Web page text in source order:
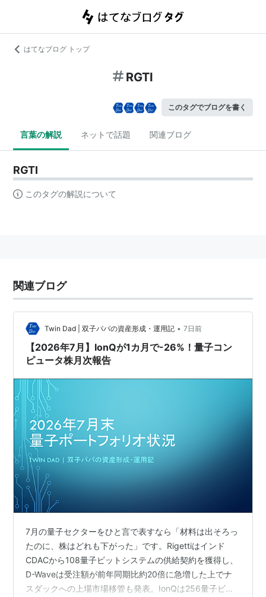
はてなブログ トップ
RGTI
このタグでブログを書く
言葉の解説 ネットで話題 関連ブログ
RGTI
このタグの解説について
関連ブログ
Twin Dad | 双子パパの資産形成・運用記 • 7日前
【2026年7月】IonQが1カ月で-26%！量子コン
ピュータ株月次報告
7月の量子セクターをひと言で表すなら「材料は出そろっ
たのに、株はどれも下がった」です。Rigettiはインド
CDACから108量子ビットシステムの供給契約を獲得し、
D-Waveは受注額が前年同期比約20倍に急増した上でナ
スダックへの上場市場移管も発表。IonQは256量子ビッ